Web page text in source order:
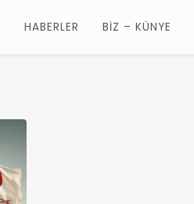
HABERLER BİZ – KÜNYE